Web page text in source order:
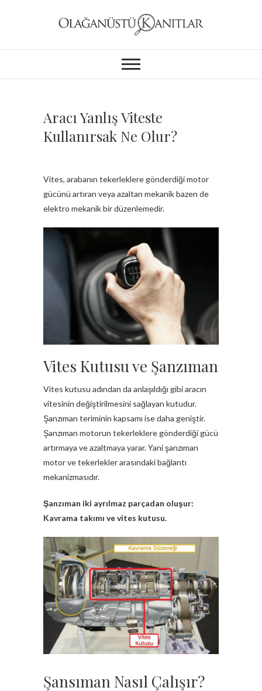
Aracı Yanlış Viteste
Kullanırsak Ne Olur?
Vites, arabanın tekerleklere gönderdiği motor
gücünü artıran veya azaltan mekanik bazen de
elektro mekanik bir düzenlemedir.
Vites Kutusu ve Şanzıman
Vites kutusu adından da anlaşıldığı gibi aracın
vitesinin değiştirilmesini sağlayan kutudur.
Şanzıman teriminin kapsamı ise daha geniştir.
Şanzıman motorun tekerleklere gönderdiği gücü
artırmaya ve azaltmaya yarar. Yani şanzıman
motor ve tekerlekler arasındaki bağlantı
mekanizmasıdır.
Şanzıman iki ayrılmaz parçadan oluşur:
Kavrama takımı ve vites kutusu.
Şansıman Nasıl Çalışır?